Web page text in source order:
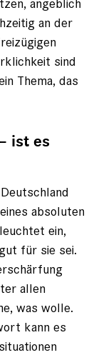
an der
sind
Thema, das
ist es
absoluten
ein,
für sie sei.
allen
was wolle.
kann es